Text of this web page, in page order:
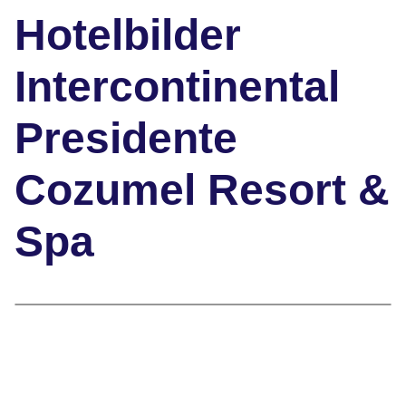
Hotelbilder
Intercontinental
Presidente
Cozumel Resort &
Spa